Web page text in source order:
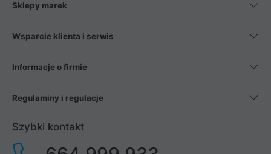
Sklepy marek
Wsparcie klienta i serwis
Informacje o firmie
Regulaminy i regulacje
Szybki kontakt